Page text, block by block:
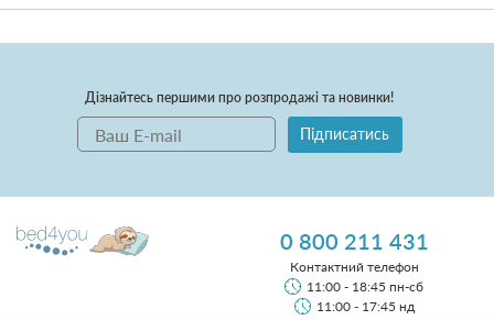
Дізнайтесь першими про розпродажі та новинки!
Підписатись
0 800 211 431
Контактний телефон
11:00 - 18:45 пн-сб
11:00 - 17:45 нд